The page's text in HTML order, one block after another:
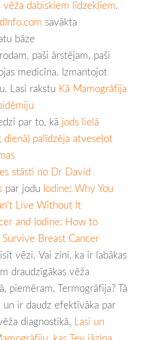
dabiskiem līdzekļiem.
savākta
bāze
paši ārstējam, paši
medicīna. Izmantojot
Lasi rakstu Kā Mamogrāfija
par to, kā jods lielā
palīdzēja atveseļot
stāsti no Dr David
par jodu Iodine: Why You
Live Without It
and Iodine: How to
Breast Cancer
vēzi. Vai zini, ka ir labākas
draudzīgākas vēža
piemēram, Termogrāfija? Tā
ir daudz efektīvāka par
diagnostikā. Lasi un